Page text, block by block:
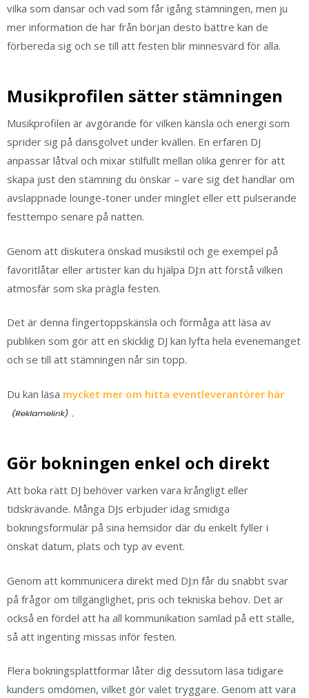
vilka som dansar och vad som får igång stämningen, men ju
mer information de har från början desto bättre kan de
förbereda sig och se till att festen blir minnesvärd för alla.
Musikprofilen sätter stämningen
Musikprofilen är avgörande för vilken känsla och energi som
sprider sig på dansgolvet under kvällen. En erfaren DJ
anpassar låtval och mixar stilfullt mellan olika genrer för att
skapa just den stämning du önskar – vare sig det handlar om
avslappnade lounge-toner under minglet eller ett pulserande
festtempo senare på natten.
Genom att diskutera önskad musikstil och ge exempel på
favoritlåtar eller artister kan du hjälpa DJ:n att förstå vilken
atmosfär som ska prägla festen.
Det är denna fingertoppskänsla och förmåga att läsa av
publiken som gör att en skicklig DJ kan lyfta hela evenemanget
och se till att stämningen når sin topp.
Du kan läsa mycket mer om hitta eventleverantörer här
.
Gör bokningen enkel och direkt
Att boka rätt DJ behöver varken vara krångligt eller
tidskrävande. Många DJs erbjuder idag smidiga
bokningsformulär på sina hemsidor där du enkelt fyller i
önskat datum, plats och typ av event.
Genom att kommunicera direkt med DJ:n får du snabbt svar
på frågor om tillgänglighet, pris och tekniska behov. Det är
också en fördel att ha all kommunikation samlad på ett ställe,
så att ingenting missas inför festen.
Flera bokningsplattformar låter dig dessutom läsa tidigare
kunders omdömen, vilket gör valet tryggare. Genom att vara